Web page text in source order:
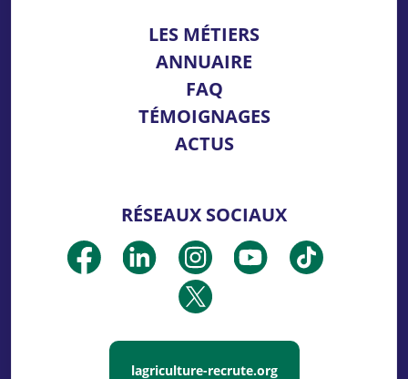
LES MÉTIERS
ANNUAIRE
FAQ
TÉMOIGNAGES
ACTUS
RÉSEAUX SOCIAUX
lagriculture-recrute.org